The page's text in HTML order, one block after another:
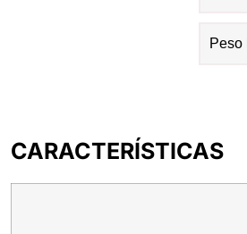
Peso
CARACTERÍSTICAS